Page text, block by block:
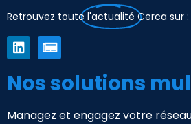
Retrouvez toute l'actualité Cerca sur :
Nos solutions
Managez et engagez votre